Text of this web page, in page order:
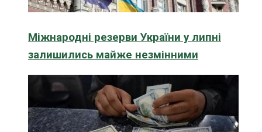
Міжнародні резерви України у липні
залишились майже незмінними